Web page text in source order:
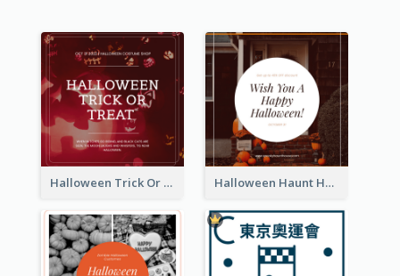
Halloween Trick Or Treat Instagram Post Halloween Haunt House Instagram Post